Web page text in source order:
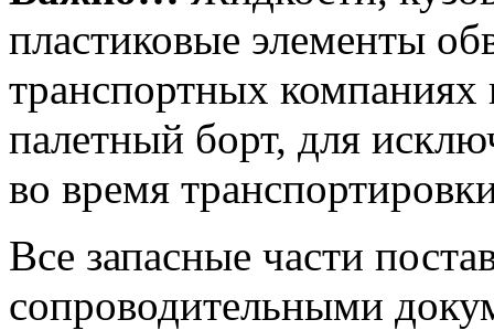
пластиковые элементы
транспортных
палетный борт, для
во время
Все запасные части
сопроводительными